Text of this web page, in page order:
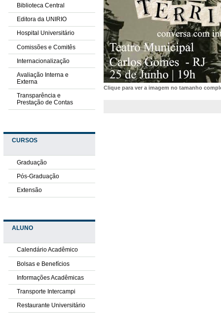
Biblioteca Central
Editora da UNIRIO
Hospital Universitário
Comissões e Comitês
Internacionalização
Avaliação Interna e
Externa
Transparência e
Prestação de Contas
CURSOS
Graduação
Pós-Graduação
Extensão
ALUNO
Calendário Acadêmico
Bolsas e Benefícios
Informações Acadêmicas
Transporte Intercampi
Restaurante Universitário
Clique para ver a imagem no tamanho